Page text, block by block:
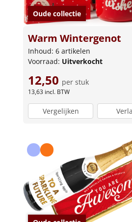
Oude collectie
Warm Wintergenot
Inhoud: 6 artikelen
Voorraad: Uitverkocht
12,50 per stuk
13,63 incl. BTW
Vergelijken